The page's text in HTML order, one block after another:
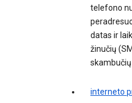
telefono
datas ir
žinučių
interneto